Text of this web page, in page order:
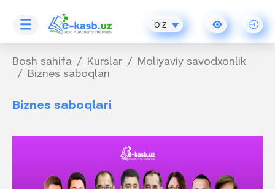
O'Z
Bosh sahifa Kurslar
Moliyaviy savodxonlik
Biznes saboqlari
Biznes saboqlari